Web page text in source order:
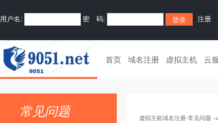
用户名: 密 码: 注册
首页 域名注册 虚拟主机 云
常见问题 虚拟主机域名注册-常见问题